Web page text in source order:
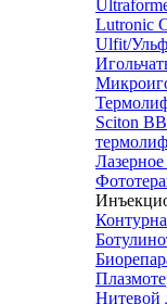
Lutronic
Ulfit/
Sciton
Нитевой